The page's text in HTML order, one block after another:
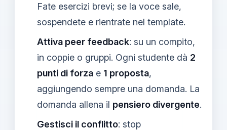
Fate esercizi brevi; se la voce sale,
sospendete e rientrate nel template.
Attiva peer feedback: su un compito,
in coppie o gruppi. Ogni studente dà 2
punti di forza e 1 proposta,
aggiungendo sempre una domanda. La
domanda allena il pensiero divergente.
Gestisci il conflitto: stop